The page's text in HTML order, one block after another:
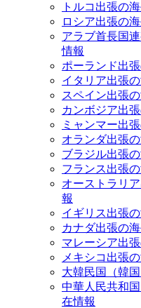
トルコ出張の
ロシア出張の
アラブ首長国
情報
ポーランド出
イタリア出張
スペイン出張
カンボジア出
ミャンマー出
オランダ出張
ブラジル出張
フランス出張
オーストラリ
報
イギリス出張
カナダ出張の
マレーシア出
メキシコ出張
大韓民国（韓
中華人民共和
在情報